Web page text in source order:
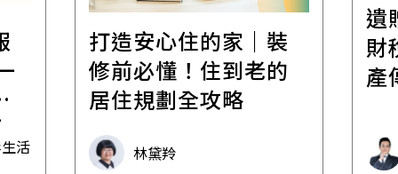
活
打造安心住的家｜裝
修前必懂！住到老的
居住規劃全攻略
林黛羚
遺
財
產